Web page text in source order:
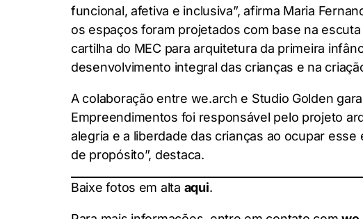
funcional, afetiva e inclusiva”, afirma Maria
os espaços foram projetados com base na
cartilha do MEC para arquitetura da primeira
desenvolvimento integral das crianças e na
A colaboração entre we.arch e Studio Golden
Empreendimentos foi responsável pelo projeto
alegria e a liberdade das crianças ao ocupar
de propósito”, destaca.
Baixe fotos em alta aqui.